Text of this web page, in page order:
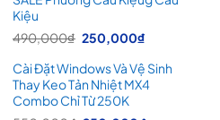
Kiệu
490,000₫ Giá
là:
490,000₫.
250,000₫
tại
là:
Cài Đặt Windows Và Vệ Sinh
Thay Keo Tản Nhiệt MX4
Combo Chỉ Từ 250K